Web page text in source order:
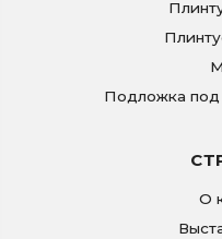
Подложка под
О